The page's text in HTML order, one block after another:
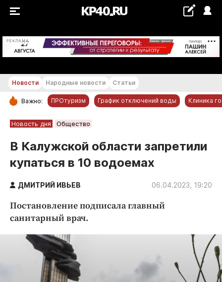
РЕКЛАМА +21...+22 °С
РУБРИКИ
Новости компаний
Статьи
Народные новости
Благоустройство
Культура
Недвижимость и ЖКХ
Образование
Новости Народные новости Статьи
Важно: ПРОтуризм График отключений воды Клиника
Новость дня Общество
В Калужской области запретили
купаться в 10 водоемах
ДМИТРИЙ ИВЬЕВ 06.04.2023, 19:20
Постановление подписала главный
санитарный врач.